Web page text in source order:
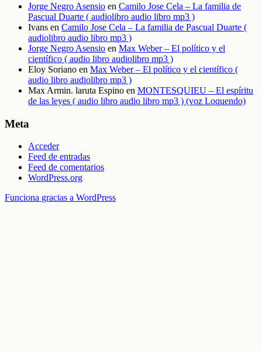
Jorge Negro Asensio en Camilo Jose Cela – La familia de
Pascual Duarte ( audiolibro audio libro mp3 )
Ivans en Camilo Jose Cela – La familia de Pascual Duarte (
audiolibro audio libro mp3 )
Jorge Negro Asensio en Max Weber – El político y el
científico ( audio libro audiolibro mp3 )
Eloy Soriano en Max Weber – El político y el científico (
audio libro audiolibro mp3 )
Max Armin. laruta Espino en MONTESQUIEU – El espíritu
de las leyes ( audio libro audio libro mp3 ) (voz Loquendo)
Meta
Acceder
Feed de entradas
Feed de comentarios
WordPress.org
Funciona gracias a WordPress